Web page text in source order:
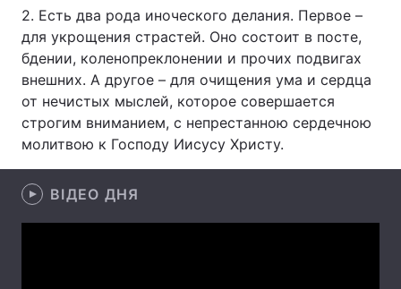
Зброя Інциденти
Здоров'я Туризм
Цікавинки Погода
Екологія Регіони
Лонгріди
2. Есть два рода иноческого делания. Первое –
для укрощения страстей. Оно состоит в посте,
бдении, коленопреклонении и прочих подвигах
внешних. А другое – для очищения ума и сердца
от нечистых мыслей, которое совершается
строгим вниманием, с непрестанною сердечною
молитвою к Господу Иисусу Христу.
ВІДЕО ДНЯ